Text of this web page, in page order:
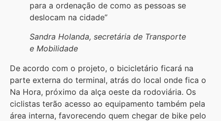
para a ordenação de como as pessoas se
deslocam na cidade”
Sandra Holanda, secretária de Transporte
e Mobilidade
De acordo com o projeto, o bicicletário ficará na
parte externa do terminal, atrás do local onde fica o
Na Hora, próximo da alça oeste da rodoviária. Os
ciclistas terão acesso ao equipamento também pela
área interna, favorecendo quem chegar de bike pelo